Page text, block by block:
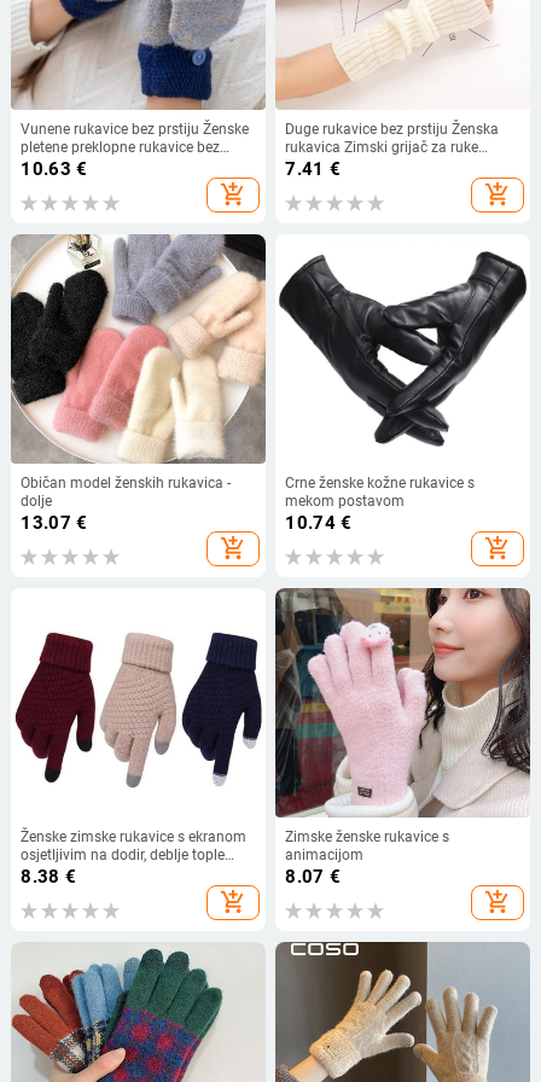
Vunene rukavice bez prstiju Ženske
pletene preklopne rukavice bez
prstiju Debele rukavice bez prstiju
Zimske tople deblje ženske rukavice
10.63 €
add_shopping_cart
Duge rukavice bez prstiju Ženska
rukavica Zimski grijač za ruke
Pleteni rukavi za ruke Fine ležerne
meke djevojačke gotičke odjeće
Punk gotičke rukavice
7.41 €
add_shopping_cart
Običan model ženskih rukavica -
dolje
13.07 €
add_shopping_cart
Crne ženske kožne rukavice s
mekom postavom
10.74€
add_shopping_cart
Ženske zimske rukavice s ekranom
osjetljivim na dodir, deblje tople
pletene rastezljive rukavice od
imitacije vune, pune prste, rukavice
za skijanje na otvorenom
8.38 €
add_shopping_cart
Zimske ženske rukavice s
animacijom
8.07 €
add_shopping_cart